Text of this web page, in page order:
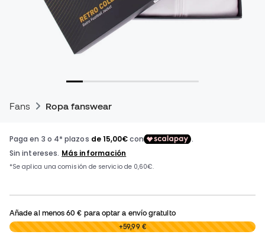
Fans Ropa fanswear
Añade al menos60 € para optar a envío gratuito
0,00 € +59,99 €